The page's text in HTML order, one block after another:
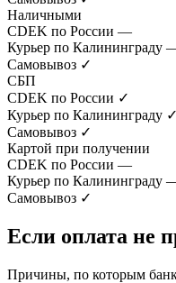
Наличными
CDEK по России —
Курьер по Калининграду
Самовывоз ✓
СБП
CDEK по России ✓
Курьер по Калининграду ✓
Самовывоз ✓
Картой при получении
CDEK по России —
Курьер по Калининграду
Самовывоз ✓
Если оплата не
Причины, по которым